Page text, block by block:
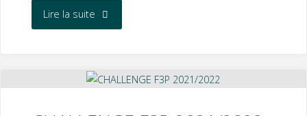
Lire la suite"APPEL
CANDIDATURES